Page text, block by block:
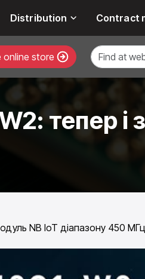
Distribution Contract
online store
тепер
NB IoT діапазону 450